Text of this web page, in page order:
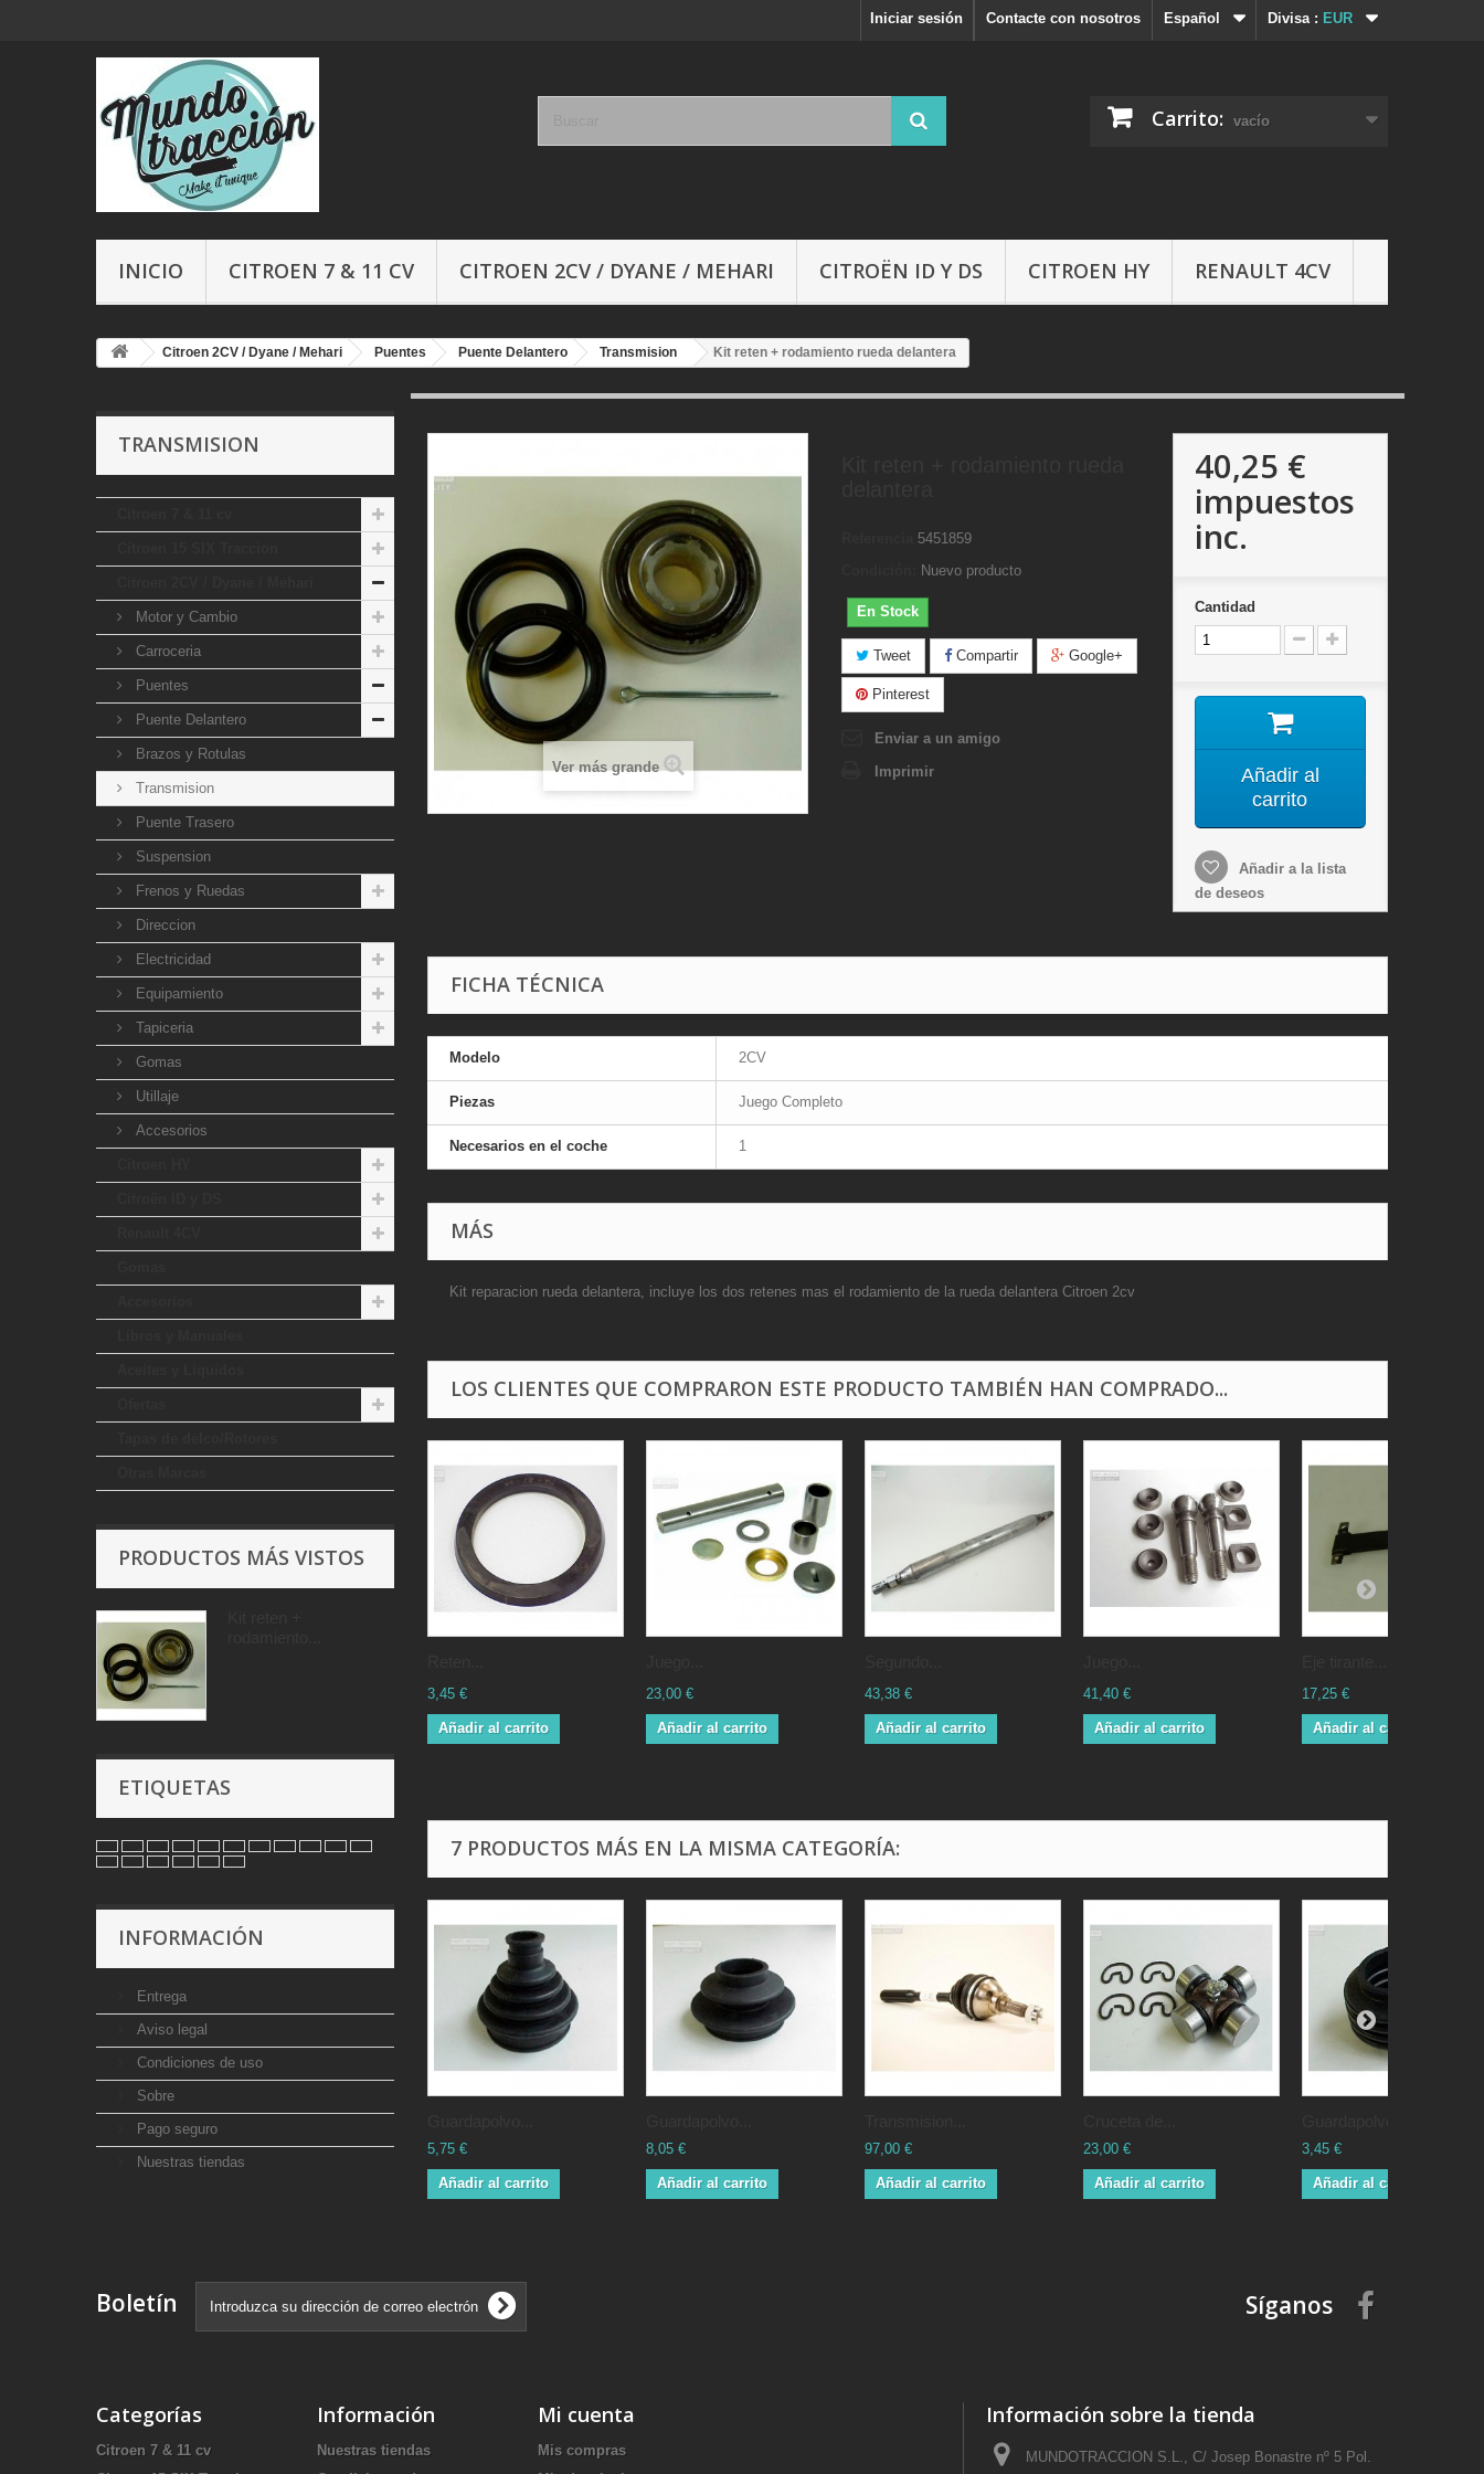
Divisa : EUR
Español
Contacte con nosotros
Iniciar sesión
Carrito: vacío
INICIO CITROEN 7 & 11 CV CITROEN 2CV / DYANE / MEHARI CITROËN ID Y DS CITROEN HY RENAULT 4CV
Citroen 2CV / Dyane / Mehari Puentes Puente Delantero Transmision Kit reten + rodamiento rueda delantera
TRANSMISION
Motor y Cambio
Carroceria
Puentes
Puente Delantero
Brazos y Rotulas
Transmision
Puente Trasero
Suspension
Frenos y Ruedas
Direccion
Electricidad
Equipamiento
Tapiceria
Gomas
Utillaje
Accesorios
PRODUCTOS MÁS VISTOS
ETIQUETAS
INFORMACIÓN
Entrega
Aviso legal
Condiciones de uso
Sobre
Pago seguro
Nuestras tiendas
Ver más grande
5451859
Nuevo producto
En Stock
Tweet Compartir Google+
Pinterest
Enviar a un amigo
Imprimir
40,25 €
impuestos
inc.
Cantidad
Añadir al
carrito
Añadir a la lista
de deseos
FICHA TÉCNICA
Modelo 2CV
Piezas Juego Completo
Necesarios en el coche 1
MÁS
Kit reparacion rueda delantera, incluye los dos retenes mas el rodamiento de la rueda delantera Citroen 2cv
LOS CLIENTES QUE COMPRARON ESTE PRODUCTO TAMBIÉN HAN COMPRADO...
3,45 €
Añadir al carrito
23,00 €
Añadir al carrito
43,38 €
Añadir al carrito
41,40 €
Añadir al carrito
17,25 €
Añadir al carrito
7 PRODUCTOS MÁS EN LA MISMA CATEGORÍA:
5,75 €
Añadir al carrito
8,05 €
Añadir al carrito
97,00 €
Añadir al carrito
23,00 €
Añadir al carrito
3,45 €
Añadir al carrito
Boletín Síganos
Categorías
Citroen 7 & 11 cv
Información
Nuestras tiendas
Mi cuenta
Mis compras
Información sobre la tienda
MUNDOTRACCION S.L., C/ Josep Bonastre nº 5 Pol.